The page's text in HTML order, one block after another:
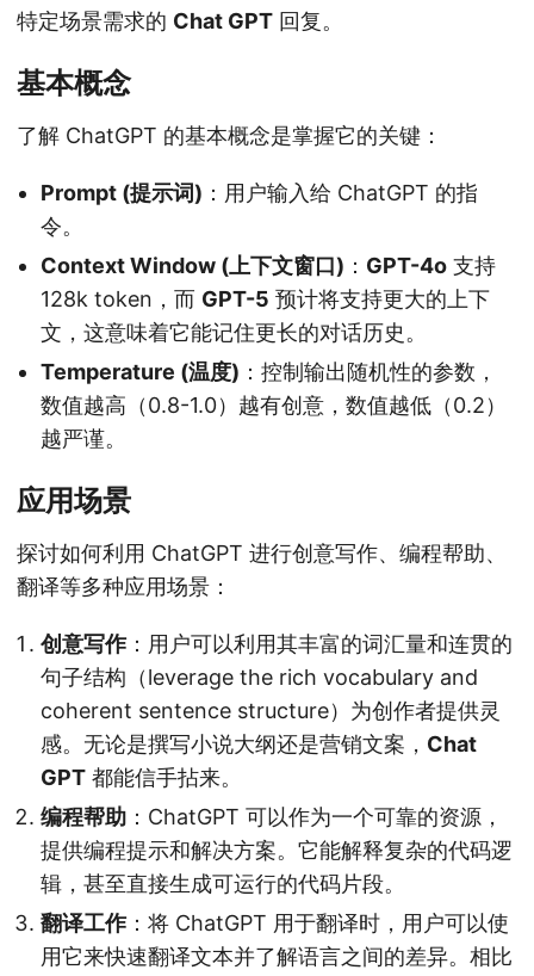
特定场景需求的 Chat GPT 回复。
基本概念
了解 ChatGPT 的基本概念是掌握它的关键：
Prompt (提示词) ：用户输入给 ChatGPT 的指
令。
Context Window (上下文窗口) ： GPT-4o 支持
128k token，而 GPT-5 预计将支持更大的上下
文，这意味着它能记住更长的对话历史。
Temperature (温度) ：控制输出随机性的参数，
数值越高（0.8-1.0）越有创意，数值越低（0.2）
越严谨。
应用场景
探讨如何利用 ChatGPT 进行创意写作、编程帮助、
翻译等多种应用场景：
创意写作：用户可以利用其丰富的词汇量和连贯的
句子结构（leverage the rich vocabulary and
coherent sentence structure）为创作者提供灵
感。无论是撰写小说大纲还是营销文案， Chat
GPT 都能信手拈来。
编程帮助 ：ChatGPT 可以作为一个可靠的资源，
提供编程提示和解决方案。它能解释复杂的代码逻
辑，甚至直接生成可运行的代码片段。
翻译工作：将 ChatGPT 用于翻译时，用户可以使
用它来快速翻译文本并了解语言之间的差异。相比